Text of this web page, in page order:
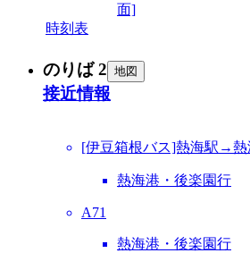
面]
時刻表
のりば 2 地図
接近情報
[伊豆箱根バス]熱海駅→
熱海港・後楽園行
A71
熱海港・後楽園行